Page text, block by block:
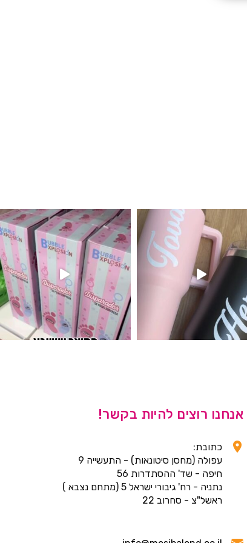
לגילוי מין העובר חזר למלא
אנחנו רוצים להיות בקשר!
כתובת:
עפולה (מחסן סיטונאות) - התעשייה 9
חיפה - שד' ההסתדרות 56
נתניה - רח' גיבורי ישראל 5 (מתחם נצבא )
ראשל"צ - סחרוב 22